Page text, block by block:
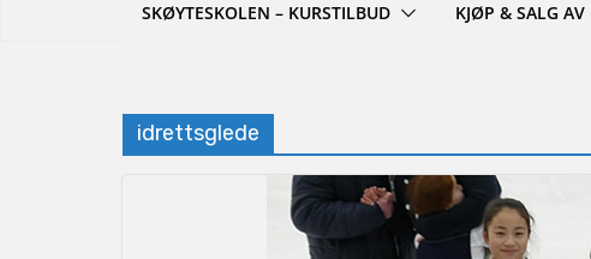
SKØYTESKOLEN – KURSTILBUD KJØP & SALG AV
idrettsglede